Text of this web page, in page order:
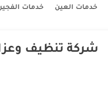
خدمات العين خدمات
شركة تنظيف